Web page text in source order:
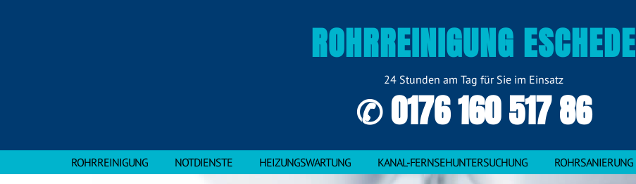
ROHRREINIGUNG ESCHEDE
24 Stunden am Tag für Sie im Einsatz
✆ 0176 160 517 86
ROHRREINIGUNG NOTDIENSTE HEIZUNGSWARTUNG KANAL-FERNSEHUNTERSUCHUNG ROHRSANIERUNG